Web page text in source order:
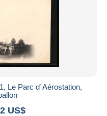
Le Parc d`Aérostation,
US$